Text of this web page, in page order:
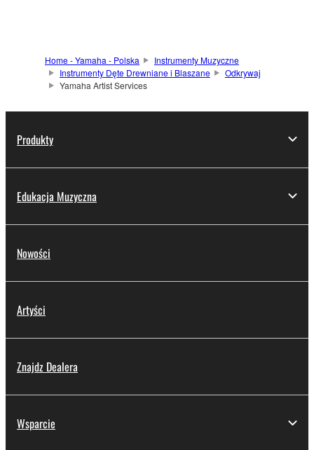
Home - Yamaha - Polska
Instrumenty Muzyczne
Instrumenty Dęte Drewniane i Blaszane
Odkrywaj
Yamaha Artist Services
Produkty
Edukacja Muzyczna
Nowości
Artyści
Znajdz Dealera
Wsparcie